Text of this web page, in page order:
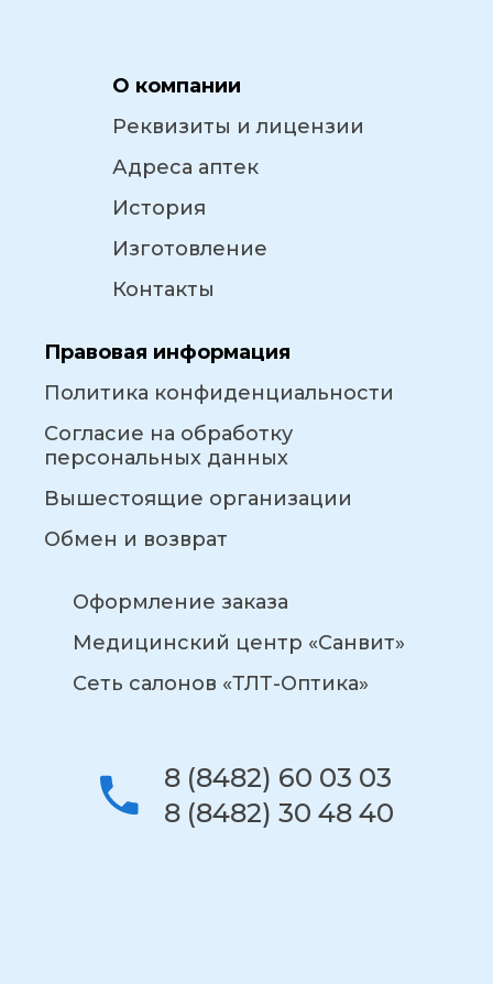
О компании
Реквизиты и лицензии
Адреса аптек
История
Изготовление
Контакты
Правовая информация
Политика конфиденциальности
Согласие на обработку
персональных данных
Вышестоящие организации
Обмен и возврат
Оформление заказа
Медицинский центр «Санвит»
Сеть салонов «ТЛТ-Оптика»
8 (8482) 60 03 03
8 (8482) 30 48 40